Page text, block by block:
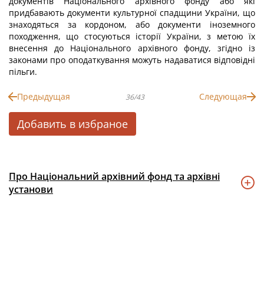
придбавають документи культурної спадщини України, що
знаходяться за кордоном, або документи іноземного
походження, що стосуються історії України, з метою їх
внесення до Національного архівного фонду, згідно із
законами про оподаткування можуть надаватися відповідні
пільги.
Предыдущая 36/43 Следующая
Добавить в избраное
Про Національний архівний фонд та архівні
установи